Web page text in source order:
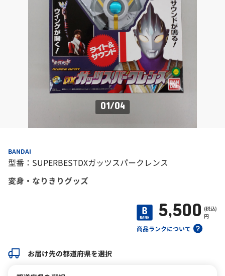
01/04
BANDAI
型番：SUPERBESTDXガッツスパークレンス
変身・なりきりグッズ
商品ランクについて
5,500 (税込)
円
お届け先の都道府県を選択